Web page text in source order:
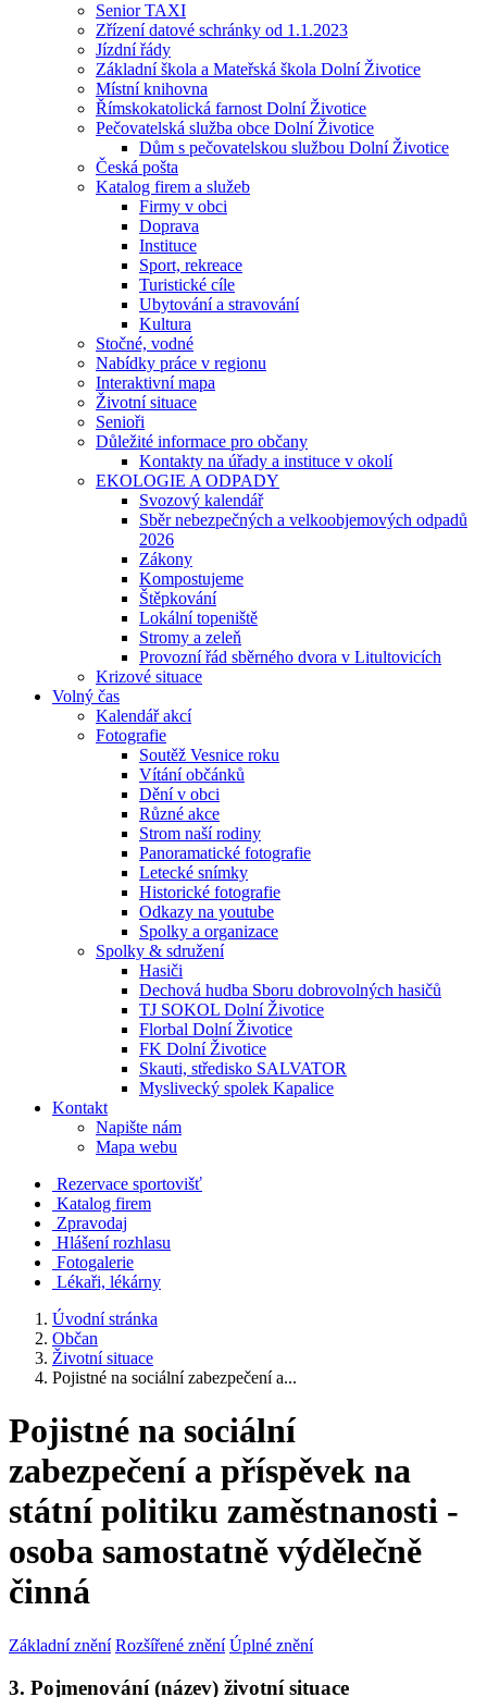
Senior TAXI
Zřízení datové schránky od 1.1.2023
Jízdní řády
Základní škola a Mateřská škola Dolní Životice
Místní knihovna
Římskokatolická farnost Dolní Životice
Pečovatelská služba obce Dolní Životice
Dům s pečovatelskou službou Dolní Životice
Česká pošta
Katalog firem a služeb
Firmy v obci
Doprava
Instituce
Sport, rekreace
Turistické cíle
Ubytování a stravování
Kultura
Stočné, vodné
Nabídky práce v regionu
Interaktivní mapa
Životní situace
Senioři
Důležité informace pro občany
Kontakty na úřady a instituce v okolí
EKOLOGIE A ODPADY
Svozový kalendář
Sběr nebezpečných a velkoobjemových odpadů
2026
Zákony
Kompostujeme
Štěpkování
Lokální topeniště
Stromy a zeleň
Provozní řád sběrného dvora v Litultovicích
Krizové situace
Volný čas
Kalendář akcí
Fotografie
Soutěž Vesnice roku
Vítání občánků
Dění v obci
Různé akce
Strom naší rodiny
Panoramatické fotografie
Letecké snímky
Historické fotografie
Odkazy na youtube
Spolky a organizace
Spolky & sdružení
Hasiči
Dechová hudba Sboru dobrovolných hasičů
TJ SOKOL Dolní Životice
Florbal Dolní Životice
FK Dolní Životice
Skauti, středisko SALVATOR
Myslivecký spolek Kapalice
Kontakt
Napište nám
Mapa webu
Rezervace sportovišť
Katalog firem
Zpravodaj
Hlášení rozhlasu
Fotogalerie
Lékaři, lékárny
Úvodní stránka
Občan
Životní situace
Pojistné na sociální zabezpečení a...
Pojistné na sociální
zabezpečení a příspěvek na
státní politiku zaměstnanosti -
osoba samostatně výdělečně
činná
Základní znění Rozšířené znění Úplné znění
3. Pojmenování (název) životní situace